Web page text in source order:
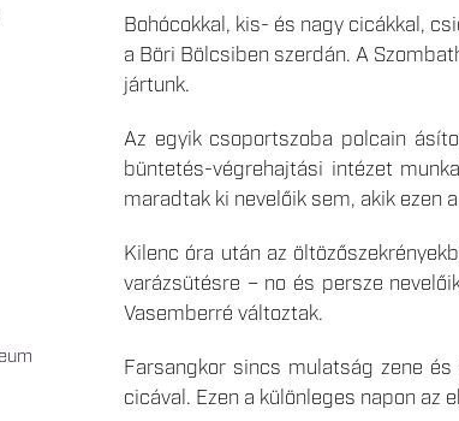
Bohócokkal, kis- és nagy cicákkal,
a Böri Bölcsiben szerdán. A
jártunk.
Az egyik csoportszoba polcain
büntetés-végrehajtási intézet
maradtak ki nevelőik sem, akik ezen
Kilenc óra után az
varázsütésre – no és persze
Vasemberré változtak.
Farsangkor sincs mulatság zene
cicával. Ezen a különleges napon